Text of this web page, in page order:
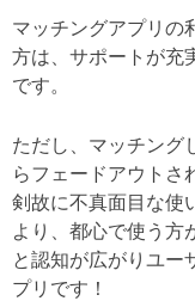
マッチングアプリの
方は、サポートが充
です。
ただし、マッチング
らフェードアウトさ
剣故に不真面目な使
より、都心で使う方
と認知が広がりユー
プリです！